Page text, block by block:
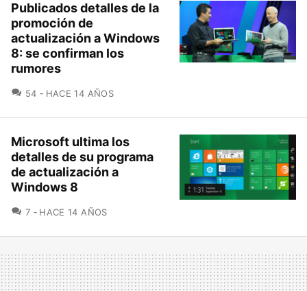
Publicados detalles de la
promoción de
actualización a Windows
8: se confirman los
rumores
54 COMENTARIOS
HACE 14 AÑOS
Microsoft ultima los
detalles de su programa
de actualización a
Windows 8
7 COMENTARIOS
HACE 14 AÑOS